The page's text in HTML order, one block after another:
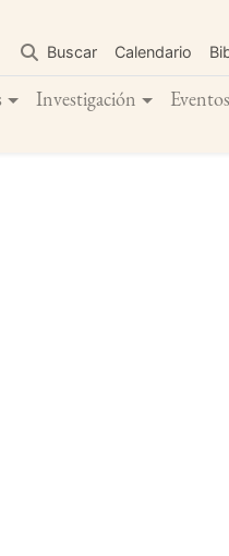
contenido
principal
Buscar Calendario
Investigación Eventos